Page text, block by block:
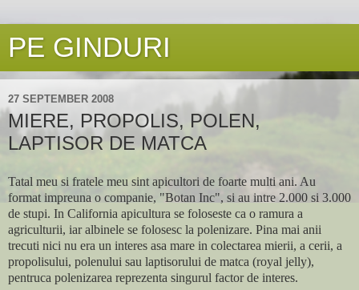
PE GINDURI
27 SEPTEMBER 2008
MIERE, PROPOLIS, POLEN,
LAPTISOR DE MATCA
Tatal meu si fratele meu sint apicultori de foarte multi ani. Au
format impreuna o companie, "Botan Inc", si au intre 2.000 si 3.000
de stupi. In California apicultura se foloseste ca o ramura a
agriculturii, iar albinele se folosesc la polenizare. Pina mai anii
trecuti nici nu era un interes asa mare in colectarea mierii, a cerii, a
propolisului, polenului sau laptisorului de matca (royal jelly),
pentruca polenizarea reprezenta singurul factor de interes.